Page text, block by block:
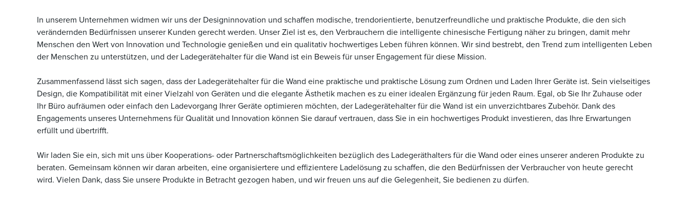
In unserem Unternehmen widmen wir uns der Designinnovation und schaffen modische, trendorientierte, benutzerfreundliche und praktische Produkte, die den sich
verändernden Bedürfnissen unserer Kunden gerecht werden. Unser Ziel ist es, den Verbrauchern die intelligente chinesische Fertigung näher zu bringen, damit mehr
Menschen den Wert von Innovation und Technologie genießen und ein qualitativ hochwertiges Leben führen können. Wir sind bestrebt, den Trend zum intelligenten Leben
der Menschen zu unterstützen, und der Ladegerätehalter für die Wand ist ein Beweis für unser Engagement für diese Mission.
Zusammenfassend lässt sich sagen, dass der Ladegerätehalter für die Wand eine praktische und praktische Lösung zum Ordnen und Laden Ihrer Geräte ist. Sein vielseitiges
Design, die Kompatibilität mit einer Vielzahl von Geräten und die elegante Ästhetik machen es zu einer idealen Ergänzung für jeden Raum. Egal, ob Sie Ihr Zuhause oder
Ihr Büro aufräumen oder einfach den Ladevorgang Ihrer Geräte optimieren möchten, der Ladegerätehalter für die Wand ist ein unverzichtbares Zubehör. Dank des
Engagements unseres Unternehmens für Qualität und Innovation können Sie darauf vertrauen, dass Sie in ein hochwertiges Produkt investieren, das Ihre Erwartungen
erfüllt und übertrifft.
Wir laden Sie ein, sich mit uns über Kooperations- oder Partnerschaftsmöglichkeiten bezüglich des Ladegeräthalters für die Wand oder eines unserer anderen Produkte zu
beraten. Gemeinsam können wir daran arbeiten, eine organisiertere und effizientere Ladelösung zu schaffen, die den Bedürfnissen der Verbraucher von heute gerecht
wird. Vielen Dank, dass Sie unsere Produkte in Betracht gezogen haben, und wir freuen uns auf die Gelegenheit, Sie bedienen zu dürfen.